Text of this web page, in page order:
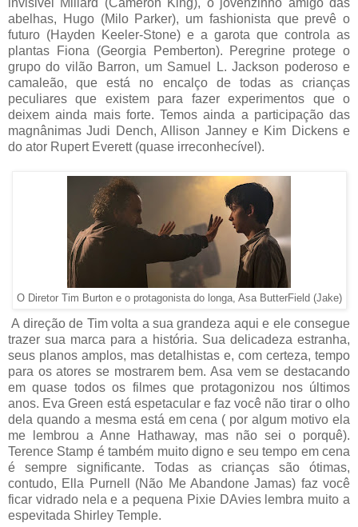
invisivel Millard (Cameron King), o jovenzinho amigo das
abelhas, Hugo (Milo Parker), um fashionista que prevê o
futuro (Hayden Keeler-Stone) e a garota que controla as
plantas Fiona (Georgia Pemberton). Peregrine protege o
grupo do vilão Barron, um Samuel L. Jackson poderoso e
camaleão, que está no encalço de todas as crianças
peculiares que existem para fazer experimentos que o
deixem ainda mais forte. Temos ainda a participação das
magnânimas Judi Dench, Allison Janney e Kim Dickens e
do ator Rupert Everett (quase irreconhecível).
O Diretor Tim Burton e o protagonista do longa, Asa ButterField (Jake)
A direção de Tim volta a sua grandeza aqui e ele consegue
trazer sua marca para a história. Sua delicadeza estranha,
seus planos amplos, mas detalhistas e, com certeza, tempo
para os atores se mostrarem bem. Asa vem se destacando
em quase todos os filmes que protagonizou nos últimos
anos. Eva Green está espetacular e faz você não tirar o olho
dela quando a mesma está em cena ( por algum motivo ela
me lembrou a Anne Hathaway, mas não sei o porquê).
Terence Stamp é também muito digno e seu tempo em cena
é sempre significante. Todas as crianças são ótimas,
contudo, Ella Purnell (Não Me Abandone Jamas) faz você
ficar vidrado nela e a pequena Pixie DAvies lembra muito a
espevitada Shirley Temple.